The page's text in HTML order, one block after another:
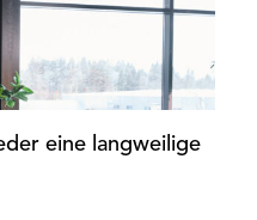
eine langweilige